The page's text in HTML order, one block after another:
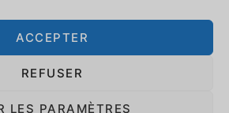
ACCEPTER
REFUSER
LES PARAMÈTRES
partie intégrante de l'art.
liste #1